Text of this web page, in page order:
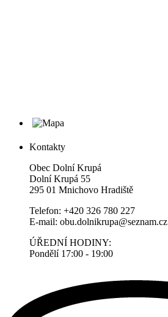
Kontakty
Obec Dolní Krupá
Dolní Krupá 55
295 01 Mnichovo Hradiště
Telefon: +420 326 780 227
E-mail: obu.dolnikrupa@seznam.cz
ÚŘEDNÍ HODINY:
Pondělí 17:00 - 19:00